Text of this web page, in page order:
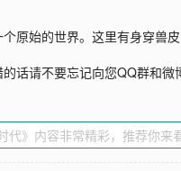
原始的世界。这里有身穿
话请不要忘记向您QQ群和微